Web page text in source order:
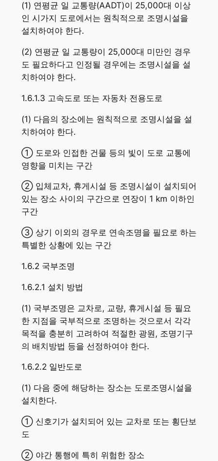
(1) 연평균 일 교통량(AADT)이 25,000대 이상
인 시가지 도로에서는 원칙적으로 조명시설을
설치하여야 한다.
(2) 연평균 일 교통량이 25,000대 미만인 경우
도 필요하다고 인정될 경우에는 조명시설을 설
치하여야 한다.
1.6.1.3 고속도로 또는 자동차 전용도로
(1) 다음의 장소에는 원칙적으로 조명시설을 설
치하여야 한다.
① 도로와 인접한 건물 등의 빛이 도로 교통에
영향을 미치는 구간
② 입체교차, 휴게시설 등 조명시설이 설치되어
있는 장소 사이의 구간으로 연장이 1 km 이하인
구간
③ 상기 이외의 경우로 연속조명을 필요로 하는
특별한 상황에 있는 구간
1.6.2 국부조명
1.6.2.1 설치 방법
(1) 국부조명은 교차로, 교량, 휴게시설 등 필요
한 지점을 국부적으로 조명하는 것으로서 각각
목적을 충분히 고려하여 적절한 광원, 조명기구
의 배치방법 등을 선정하여야 한다.
1.6.2.2 일반도로
(1) 다음 중에 해당하는 장소는 도로조명시설을
설치한다.
① 신호기가 설치되어 있는 교차로 또는 횡단보
도
② 야간 통행에 특히 위험한 장소